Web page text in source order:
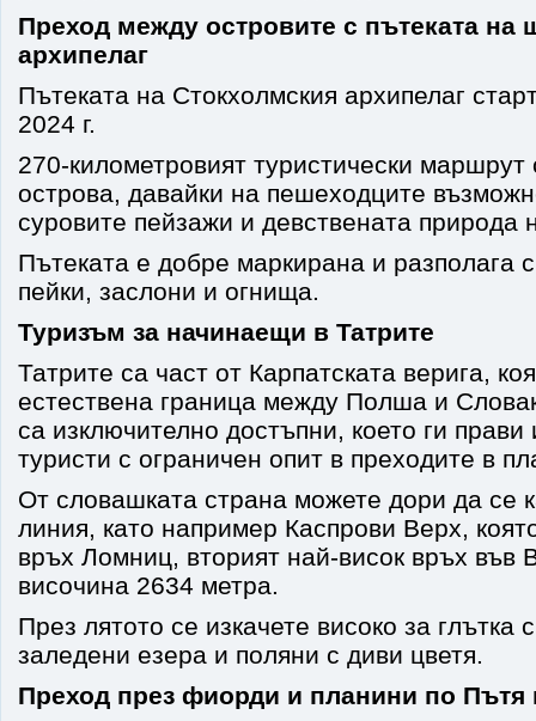
Преход между островите с пътеката на
архипелаг
Пътеката на Стокхолмския архипелаг
2024 г.
270-километровият туристически маршрут
острова, давайки на пешеходците
суровите пейзажи и девствената природа
Пътеката е добре маркирана и разполага
пейки, заслони и огнища.
Туризъм за начинаещи в Татрите
Татрите са част от Карпатската верига,
естествена граница между Полша и
са изключително достъпни, което ги
туристи с ограничен опит в преходите в
От словашката страна можете дори да се
линия, като например Каспрови Верх,
връх Ломниц, вторият най-висок връх във
височина 2634 метра.
През лятото се изкачете високо за глътка
заледени езера и поляни с диви цветя.
Преход през фиорди и планини по Пътя